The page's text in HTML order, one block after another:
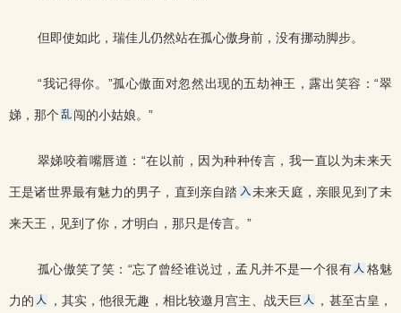
但即使如此，瑞佳儿仍然站在孤心傲身前，没有挪动脚步。
“我记得你。”孤心傲面对忽然出现的五劫神王，露出笑容：“翠
娣，那个 闯的小姑娘。”
翠娣咬着嘴唇道：“在以前，因为种种传言，我一直以为未来天
王是诸世界最有魅力的男子，直到亲自踏 未来天庭，亲眼见到了未
来天王，见到了你，才明白，那只是传言。”
孤心傲笑了笑：“忘了曾经谁说过，孟凡并不是一个很有 格魅
力的 ，其实，他很无趣，相比较邀月宫主、战天巨 ，甚至古皇，